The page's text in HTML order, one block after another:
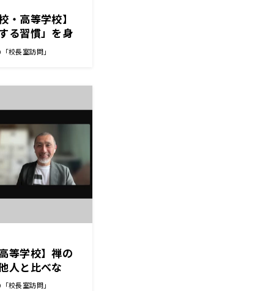
・高等学校】
る習慣」を身
長先生
校長室訪問」
等学校】禅の
人と比べな
岸本 力也 校
校長室訪問」